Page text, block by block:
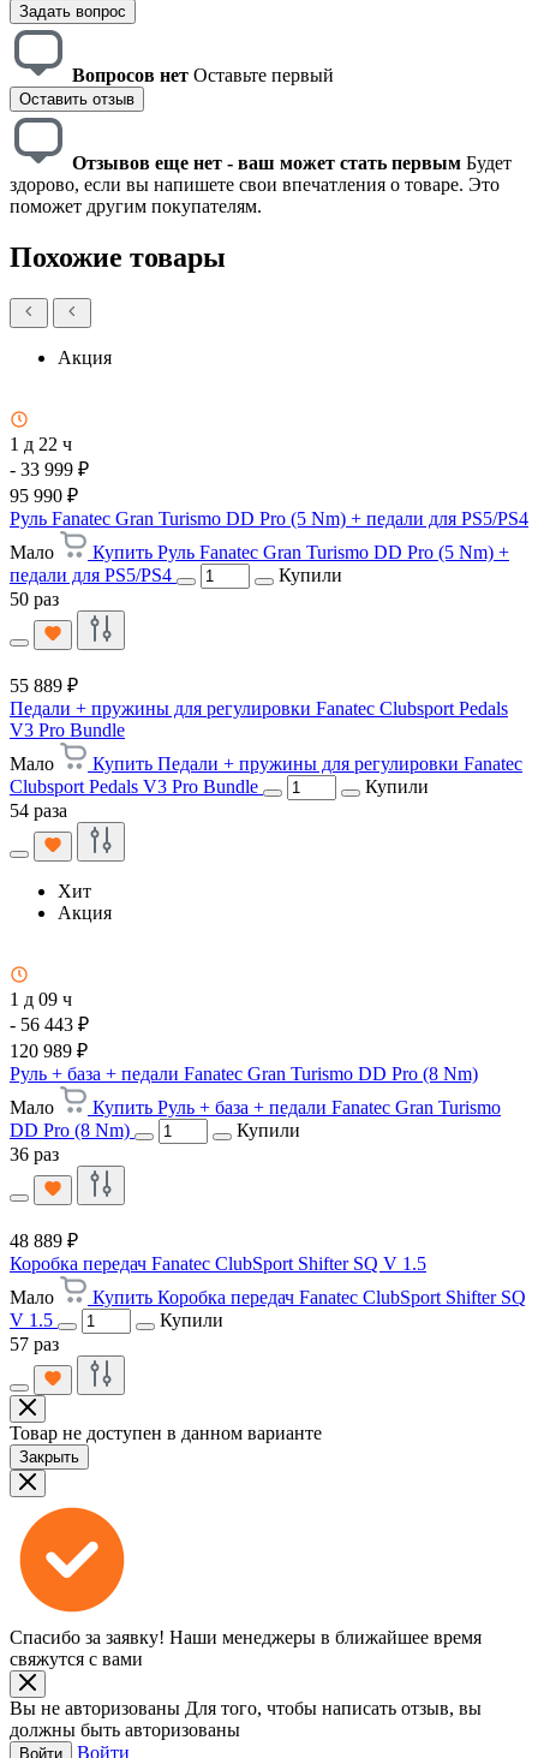
Задать вопрос
Вопросов нет Оставьте первый
Оставить отзыв
Отзывов еще нет - ваш может стать первым Будет
здорово, если вы напишете свои впечатления о товаре. Это
поможет другим покупателям.
Похожие товары
Акция
1 д 22 ч
- 33 999 ₽
95 990 ₽
Руль Fanatec Gran Turismo DD Pro (5 Nm) + педали для PS5/PS4
Мало
Купить Руль Fanatec Gran Turismo DD Pro (5 Nm) +
педали для PS5/PS4
Купили
50 раз
55 889 ₽
Педали + пружины для регулировки Fanatec Clubsport Pedals
V3 Pro Bundle
Мало
Купить Педали + пружины для регулировки Fanatec
Clubsport Pedals V3 Pro Bundle
Купили
54 раза
Хит
Акция
1 д 09 ч
- 56 443 ₽
120 989 ₽
Руль + база + педали Fanatec Gran Turismo DD Pro (8 Nm)
Мало
Купить Руль + база + педали Fanatec Gran Turismo
DD Pro (8 Nm)
Купили
36 раз
48 889 ₽
Коробка передач Fanatec ClubSport Shifter SQ V 1.5
Мало
Купить Коробка передач Fanatec ClubSport Shifter SQ
V 1.5
Купили
57 раз
Товар не доступен в данном варианте
Закрыть
Спасибо за заявку! Наши менеджеры в ближайшее время
свяжутся с вами
Вы не авторизованы Для того, чтобы написать отзыв, вы
должны быть авторизованы
Войти Войти